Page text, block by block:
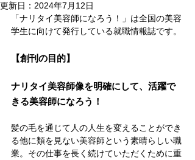
更新日： 2024年7月12日
「ナリタイ美容師になろう！」は全国の美容
学生に向けて発行している就職情報誌です。
【創刊の目的】
ナリタイ美容師像を明確にして、活躍で
きる美容師になろう！
髪の毛を通じて人の人生を変えることができ
る他に類を見ない美容師という素晴らしい職
業。その仕事を長く続けていただくために重